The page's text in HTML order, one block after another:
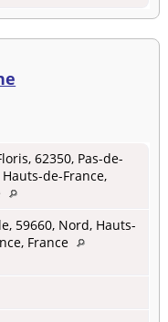
62350, Pas-de-
Hauts-de-France,
59660, Nord, Hauts-
France